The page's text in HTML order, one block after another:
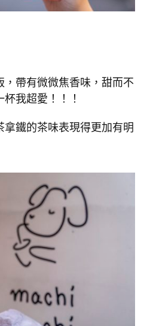
帶有微微焦香味，甜而不
我超愛！！！
鐵的茶味表現得更加有明